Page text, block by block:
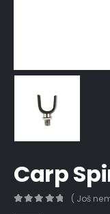
Carp
( Još